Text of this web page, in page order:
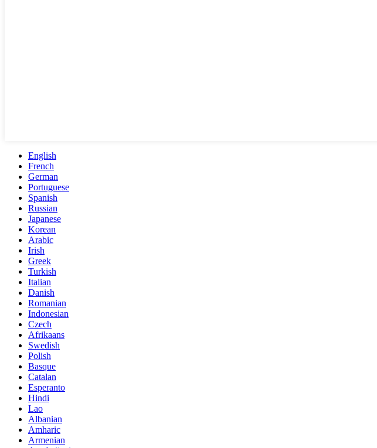
English
French
German
Portuguese
Spanish
Russian
Japanese
Korean
Arabic
Irish
Greek
Turkish
Italian
Danish
Romanian
Indonesian
Czech
Afrikaans
Swedish
Polish
Basque
Catalan
Esperanto
Hindi
Lao
Albanian
Amharic
Armenian